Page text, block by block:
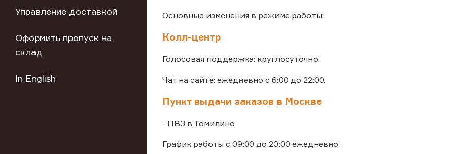
Управление доставкой
Оформить пропуск на
склад
In English
Основные изменения в режиме работы:
Колл-центр
Голосовая поддержка: круглосуточно.
Чат на сайте: ежедневно с 6:00 до 22:00.
Пункт выдачи заказов в Москве
- ПВЗ в Томилино
График работы с 09:00 до 20:00 ежедневно